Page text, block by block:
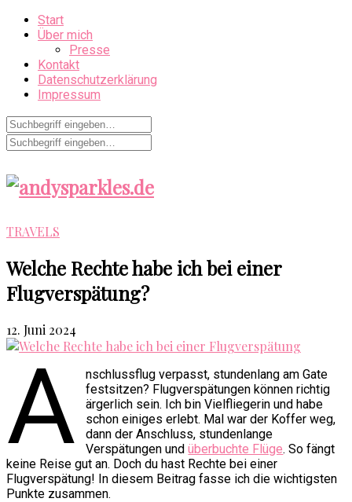
Start
Über mich
Presse
Kontakt
Datenschutzerklärung
Impressum
TRAVELS
Welche Rechte habe ich bei einer
Flugverspätung?
12. Juni 2024
A
nschlussflug verpasst, stundenlang am Gate
festsitzen? Flugverspätungen können richtig
ärgerlich sein. Ich bin Vielfliegerin und habe
schon einiges erlebt. Mal war der Koffer weg,
dann der Anschluss, stundenlange
Verspätungen undüberbuchte Flüge. So fängt
keine Reise gut an. Doch du hast Rechte bei einer
Flugverspätung! In diesem Beitrag fasse ich die wichtigsten
Punkte zusammen.